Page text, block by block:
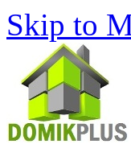
Skip to